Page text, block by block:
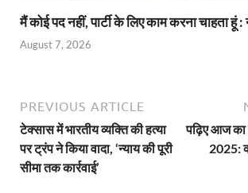
मैं कोई पद नहीं, पार्टी के लिए काम करना चाहता हूं :
August 7, 2026
PREVIOUS ARTICLE
टेक्सास में भारतीय व्यक्ति की हत्या
पर ट्रंप ने किया वादा, ‘न्याय की पूरी
सीमा तक कार्रवाई’
पढ़िए आज का
2025: